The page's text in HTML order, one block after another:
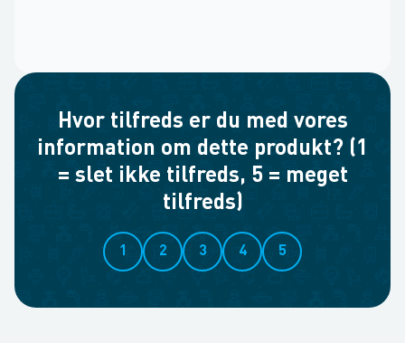
Hvor tilfreds er du med vores
information om dette produkt? (1
= slet ikke tilfreds, 5 = meget
tilfreds)
1 2 3 4 5